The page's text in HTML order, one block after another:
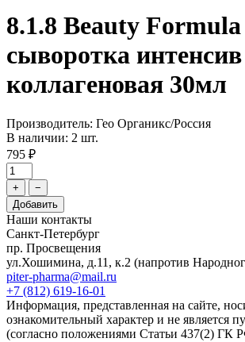
8.1.8 Beauty
сыворотка интенсив
коллагеновая 30мл
Производитель: Гео Органикс/Россия
В наличии: 2 шт.
795 ₽
+
−
Добавить
Наши контакты
Санкт-Петербург
пр. Просвещения
ул.Хошимина, д.11, к.2 (напротив
piter-pharma@mail.ru
+7 (812) 619-16-01
Информация, представленная на сайте,
ознакомительный характер и не является
(согласно положениями Статьи 437(2)